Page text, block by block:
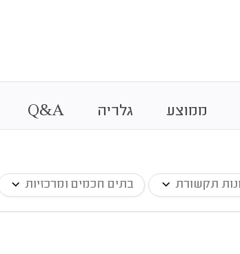
ממוצע גלריה Q&A
תקשורת בתים חכמים ומרכזיות